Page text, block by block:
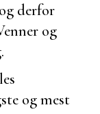
derfor
og
og mest